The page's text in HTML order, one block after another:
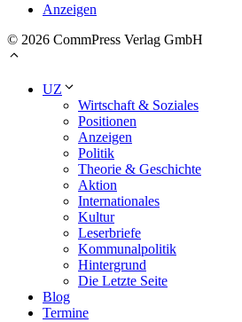
Anzeigen
© 2026 CommPress Verlag GmbH
UZ
Wirtschaft & Soziales
Positionen
Anzeigen
Politik
Theorie & Geschichte
Aktion
Internationales
Kultur
Leserbriefe
Kommunalpolitik
Hintergrund
Die Letzte Seite
Blog
Termine